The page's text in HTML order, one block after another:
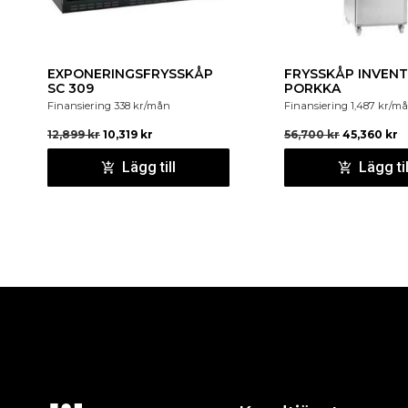
EXPONERINGSFRYSSKÅP
SC 309
Finansiering 338 kr/mån
12,899kr 10,319 kr
Lägg till
FRYSSKÅP
PORKKA
Finansiering 1,487 kr/
56,700kr 45,360 kr
Lägg